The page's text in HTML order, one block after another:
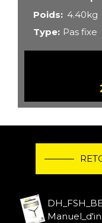
Poids
4.40kg
Type Pas fixe